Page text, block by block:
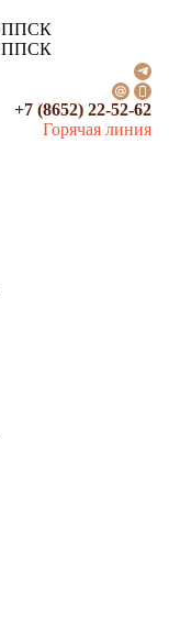
+7 (8652) 22-52-62
Горячая линия